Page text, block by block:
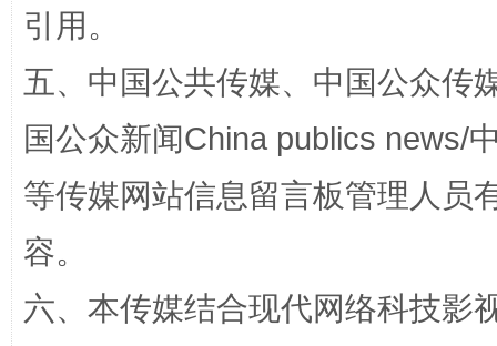
扯下公款旅游的“隐身衣” 如何以
引用。
五、中国公共传媒、中国公众传
国公众新闻China publics news/
等传媒网站信息留言板管理人员
容。
六、本传媒结合现代网络科技影